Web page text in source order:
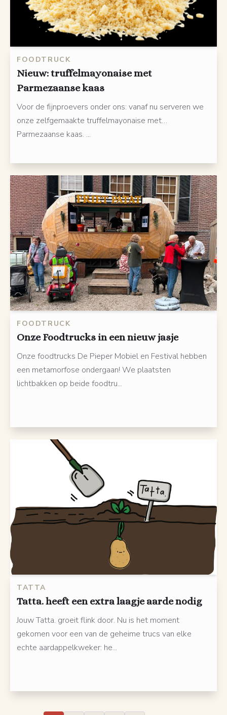
FOODTRUCK
Nieuw: truffelmayonaise met
Parmezaanse kaas
Voor de fijnproevers onder ons: vanaf nu serveren we
onze zelfgemaakte truffelmayonaise met…
Parmezaanse kaas. ...
FOODTRUCK
Onze Foodtrucks in een nieuw jasje
Onze foodtrucks De Pieper Mobiel en Festival hebben
een metamorfose ondergaan! We plaatsten
lichtbakken op beide foodtru...
TATTA
Tatta. heeft een extra laagje aarde nodig
Jouw Tatta. groeit flink door. Nu is het moment
gekomen voor een van de geheime trucs van elke
echte aardappelkweker: he...